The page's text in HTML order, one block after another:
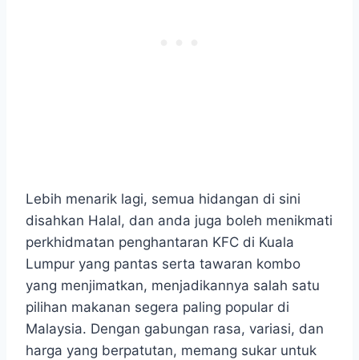
Lebih menarik lagi, semua hidangan di sini
disahkan Halal, dan anda juga boleh menikmati
perkhidmatan penghantaran KFC di Kuala
Lumpur yang pantas serta tawaran kombo
yang menjimatkan, menjadikannya salah satu
pilihan makanan segera paling popular di
Malaysia. Dengan gabungan rasa, variasi, dan
harga yang berpatutan, memang sukar untuk